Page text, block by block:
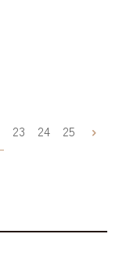
23 24 25